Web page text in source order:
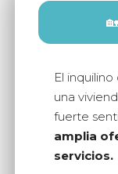
El
una
fuerte
amplia
servicios.